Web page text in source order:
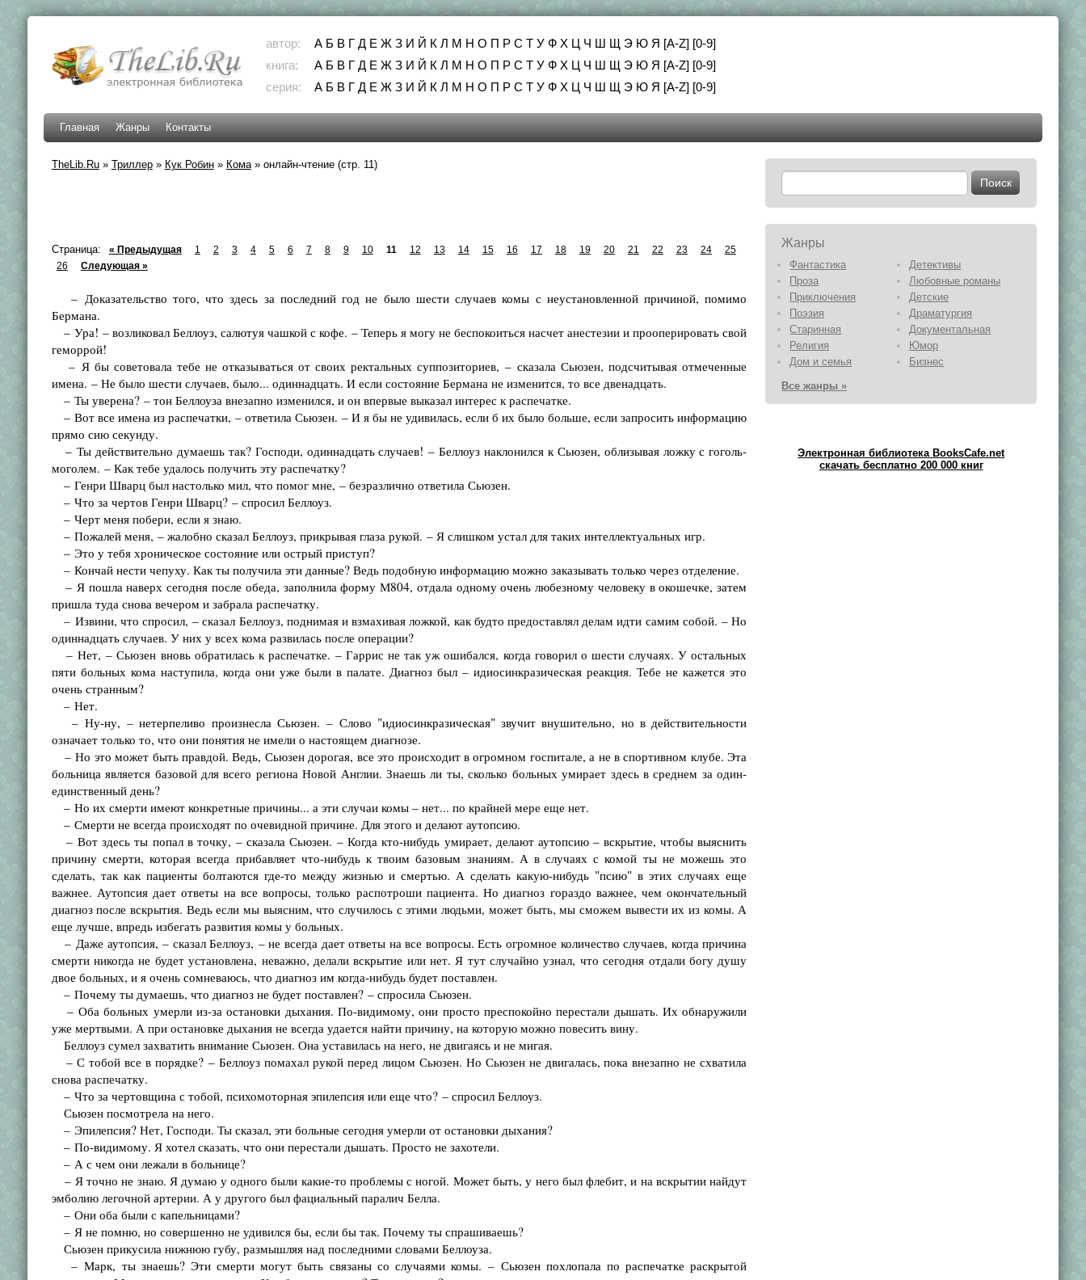
автор: А Б В Г Д Е Ж З И Й К Л М Н О П Р С Т У Ф Х Ц Ч Ш Щ Э Ю Я [A-Z] [0-9]
книга:
А Б В Г Д Е Ж З И Й К Л М Н О П Р С Т У Ф Х Ц Ч Ш Щ Э Ю Я [A-Z] [0-9]
серия:
А Б В Г Д Е Ж З И Й К Л М Н О П Р С Т У Ф Х Ц Ч Ш Щ Э Ю Я [A-Z] [0-9]
Главная Жанры Контакты
TheLib.Ru» Триллер» Кук Робин» Кома» онлайн-чтение (стр. 11)
Страница: « Предыдущая 1 2 3 4 5 6 7 8 9 10 11 12 13 14 15 16 17 18 19 20 21 22 23 24
25
26
Следующая »
– Доказательство того, что здесь за последний год не было шести случаев комы с неустановленной причиной, помимо
Бермана.
– Ура! – возликовал Беллоуз, салютуя чашкой с кофе. – Теперь я могу не беспокоиться насчет анестезии и прооперировать свой
геморрой!
– Я бы советовала тебе не отказываться от своих ректальных суппозиториев, – сказала Сьюзен, подсчитывая отмеченные
имена. – Не было шести случаев, было... одиннадцать. И если состояние Бермана не изменится, то все двенадцать.
– Ты уверена? – тон Беллоуза внезапно изменился, и он впервые выказал интерес к распечатке.
– Вот все имена из распечатки, – ответила Сьюзен. – И я бы не удивилась, если б их было больше, если запросить информацию
прямо сию секунду.
– Ты действительно думаешь так? Господи, одиннадцать случаев! – Беллоуз наклонился к Сьюзен, облизывая ложку с гоголь-
моголем. – Как тебе удалось получить эту распечатку?
– Генри Шварц был настолько мил, что помог мне, – безразлично ответила Сьюзен.
– Что за чертов Генри Шварц? – спросил Беллоуз.
– Черт меня побери, если я знаю.
– Пожалей меня, – жалобно сказал Беллоуз, прикрывая глаза рукой. – Я слишком устал для таких интеллектуальных игр.
– Это у тебя хроническое состояние или острый приступ?
– Кончай нести чепуху. Как ты получила эти данные? Ведь подобную информацию можно заказывать только через отделение.
– Я пошла наверх сегодня после обеда, заполнила форму М804, отдала одному очень любезному человеку в окошечке, затем
пришла туда снова вечером и забрала распечатку.
– Извини, что спросил, – сказал Беллоуз, поднимая и взмахивая ложкой, как будто предоставлял делам идти самим собой. – Но
одиннадцать случаев. У них у всех кома развилась после операции?
– Нет, – Сьюзен вновь обратилась к распечатке. – Гаррис не так уж ошибался, когда говорил о шести случаях. У остальных
пяти больных кома наступила, когда они уже были в палате. Диагноз был – идиосинкразическая реакция. Тебе не кажется это
очень странным?
– Нет.
– Ну-ну, – нетерпеливо произнесла Сьюзен. – Слово "идиосинкразическая" звучит внушительно, но в действительности
означает только то, что они понятия не имели о настоящем диагнозе.
– Но это может быть правдой. Ведь, Сьюзен дорогая, все это происходит в огромном госпитале, а не в спортивном клубе. Эта
больница является базовой для всего региона Новой Англии. Знаешь ли ты, сколько больных умирает здесь в среднем за один-
единственный день?
– Но их смерти имеют конкретные причины... а эти случаи комы – нет... по крайней мере еще нет.
– Смерти не всегда происходят по очевидной причине. Для этого и делают аутопсию.
– Вот здесь ты попал в точку, – сказала Сьюзен. – Когда кто-нибудь умирает, делают аутопсию – вскрытие, чтобы выяснить
причину смерти, которая всегда прибавляет что-нибудь к твоим базовым знаниям. А в случаях с комой ты не можешь это
сделать, так как пациенты болтаются где-то между жизнью и смертью. А сделать какую-нибудь "псию" в этих случаях еще
важнее. Аутопсия дает ответы на все вопросы, только распотроши пациента. Но диагноз гораздо важнее, чем окончательный
диагноз после вскрытия. Ведь если мы выясним, что случилось с этими людьми, может быть, мы сможем вывести их из комы. А
еще лучше, впредь избегать развития комы у больных.
– Даже аутопсия, – сказал Беллоуз, – не всегда дает ответы на все вопросы. Есть огромное количество случаев, когда причина
смерти никогда не будет установлена, неважно, делали вскрытие или нет. Я тут случайно узнал, что сегодня отдали богу душу
двое больных, и я очень сомневаюсь, что диагноз им когда-нибудь будет поставлен.
– Почему ты думаешь, что диагноз не будет поставлен? – спросила Сьюзен.
– Оба больных умерли из-за остановки дыхания. По-видимому, они просто преспокойно перестали дышать. Их обнаружили
уже мертвыми. А при остановке дыхания не всегда удается найти причину, на которую можно повесить вину.
Беллоуз сумел захватить внимание Сьюзен. Она уставилась на него, не двигаясь и не мигая.
– С тобой все в порядке? – Беллоуз помахал рукой перед лицом Сьюзен. Но Сьюзен не двигалась, пока внезапно не схватила
снова распечатку.
– Что за чертовщина с тобой, психомоторная эпилепсия или еще что? – спросил Беллоуз.
Сьюзен посмотрела на него.
– Эпилепсия? Нет, Господи. Ты сказал, эти больные сегодня умерли от остановки дыхания?
– По-видимому. Я хотел сказать, что они перестали дышать. Просто не захотели.
– А с чем они лежали в больнице?
– Я точно не знаю. Я думаю у одного были какие-то проблемы с ногой. Может быть, у него был флебит, и на вскрытии найдут
эмболию легочной артерии. А у другого был фациальный паралич Белла.
– Они оба были с капельницами?
– Я не помню, но совершенно не удивился бы, если бы так. Почему ты спрашиваешь?
Сьюзен прикусила нижнюю губу, размышляя над последними словами Беллоуза.
– Марк, ты знаешь? Эти смерти могут быть связаны со случаями комы. – Сьюзен похлопала по распечатке раскрытой
Жанры
Фантастика
Детективы
Проза
Любовные романы
Приключения
Детские
Поэзия
Драматургия
Старинная
Документальная
Религия
Юмор
Дом и семья
Бизнес
Все жанры »
Электронная библиотека BooksCafe.net
скачать бесплатно 200 000 книг